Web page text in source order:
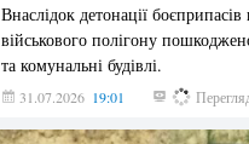
Внаслідок детонації боєприпасів
військового полігону
та комунальні будівлі.
31.07.2026 19:01 185